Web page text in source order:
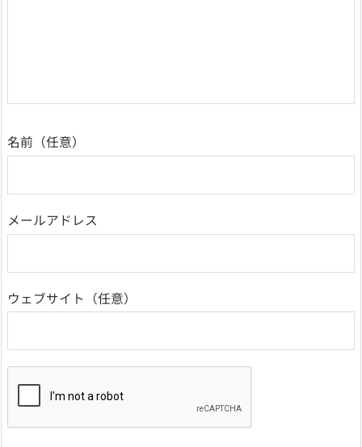
名前
メールアドレス
ウェブサイト